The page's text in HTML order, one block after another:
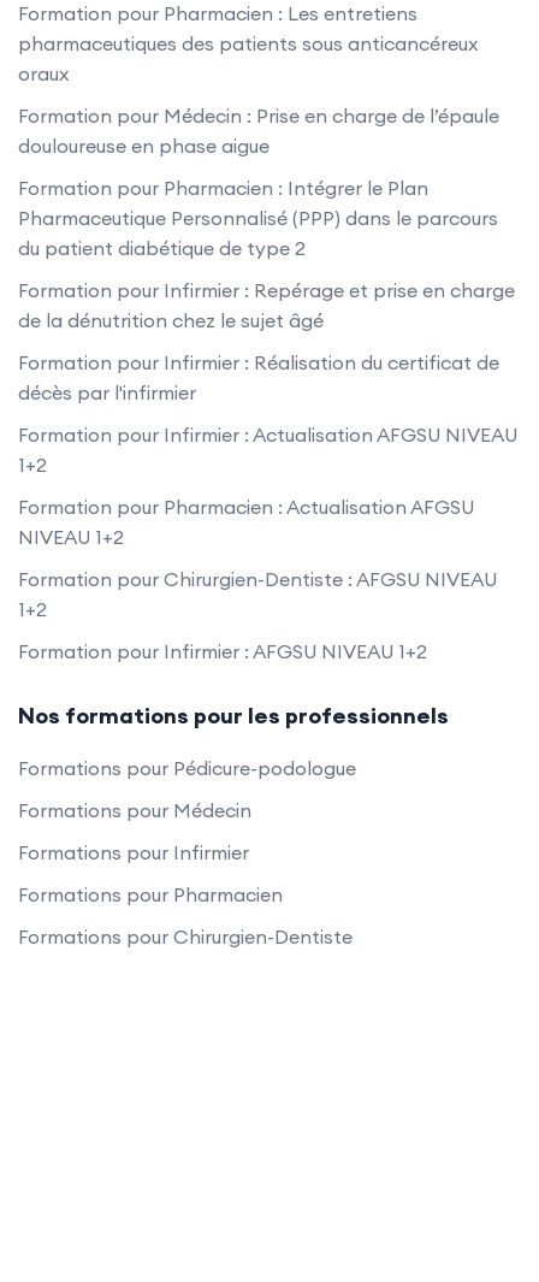
Formation pour Pharmacien : Les entretiens
pharmaceutiques des patients sous anticancéreux
oraux
Formation pour Médecin : Prise en charge de l’épaule
douloureuse en phase aigue
Formation pour Pharmacien : Intégrer le Plan
Pharmaceutique Personnalisé (PPP) dans le parcours
du patient diabétique de type 2
Formation pour Infirmier : Repérage et prise en charge
de la dénutrition chez le sujet âgé
Formation pour Infirmier : Réalisation du certificat de
décès par l'infirmier
Formation pour Infirmier : Actualisation AFGSU NIVEAU
1+2
Formation pour Pharmacien : Actualisation AFGSU
NIVEAU 1+2
Formation pour Chirurgien-Dentiste : AFGSU NIVEAU
1+2
Formation pour Infirmier : AFGSU NIVEAU 1+2
Nos formations pour les professionnels
Formations pour Pédicure-podologue
Formations pour Médecin
Formations pour Infirmier
Formations pour Pharmacien
Formations pour Chirurgien-Dentiste